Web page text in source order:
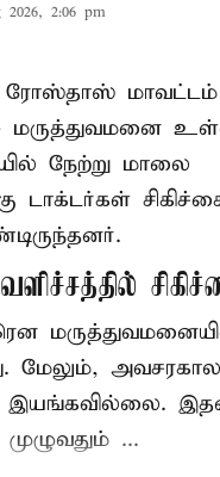
2026, 2:06 pm
ரோஸ்தாஸ் மாவட்டம்
மருத்துவமனை
நேற்று மாலை
டாக்டர்கள்
மேலும், அவசரகால
இயங்கவில்லை.
...